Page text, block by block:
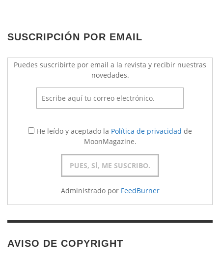
SUSCRIPCIÓN POR EMAIL
Puedes suscribirte por email a la revista y recibir nuestras
novedades.
He leído y aceptado la Política de privacidad de
MoonMagazine.
Administrado por FeedBurner
AVISO DE COPYRIGHT